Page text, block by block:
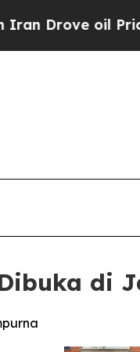
Higher,
di